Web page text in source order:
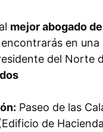
mejor abogado
en
del Norte
Paseo de las
de